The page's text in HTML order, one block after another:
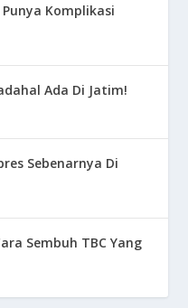
Komplikasi
Ada Di Jatim!
Sebenarnya Di
Sembuh TBC Yang